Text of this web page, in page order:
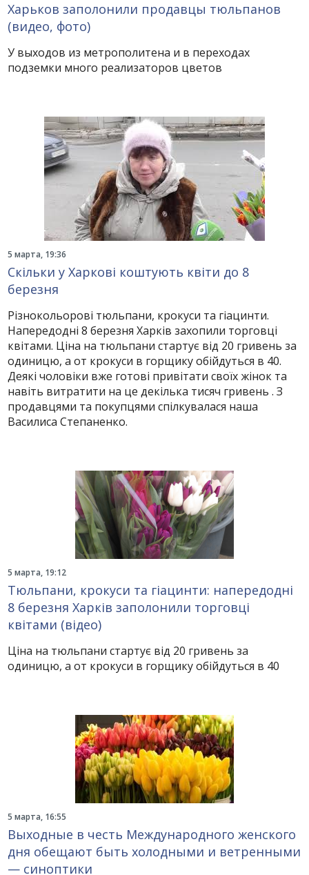
Харьков заполонили продавцы тюльпанов
(видео, фото)
У выходов из метрополитена и в переходах
подземки много реализаторов цветов
5 марта, 19:36
Скільки у Харкові коштують квіти до 8
березня
Різнокольорові тюльпани, крокуси та гіацинти.
Напередодні 8 березня Харків захопили торговці
квітами. Ціна на тюльпани стартує від 20 гривень за
одиницю, а от крокуси в горщику обійдуться в 40.
Деякі чоловіки вже готові привітати своїх жінок та
навіть витратити на це декілька тисяч гривень . З
продавцями та покупцями спілкувалася наша
Василиса Степаненко.
5 марта, 19:12
Тюльпани, крокуси та гіацинти: напередодні
8 березня Харків заполонили торговці
квітами (відео)
Ціна на тюльпани стартує від 20 гривень за
одиницю, а от крокуси в горщику обійдуться в 40
5 марта, 16:55
Выходные в честь Международного женского
дня обещают быть холодными и ветренными
— синоптики